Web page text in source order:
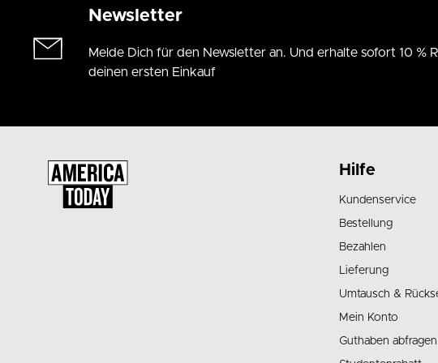
Newsletter
Melde Dich für den Newsletter an. Und erhalte sofort 10 %
deinen ersten Einkauf
Hilfe
Kundenservice
Bestellung
Bezahlen
Lieferung
Umtausch &
Mein Konto
Guthaben abfragen